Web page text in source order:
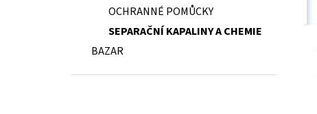
OCHRANNÉ POMŮCKY
SEPARAČNÍ KAPALINY A CHEMIE
BAZAR